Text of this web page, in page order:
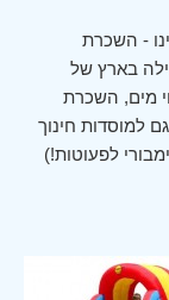
- השכרת
בארץ של
מים, השכרת
למוסדות חינוך
לפעוטות!)